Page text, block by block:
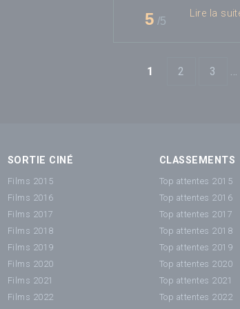
5 /5
Lire la
1 2 3
SORTIE CINÉ
Films 2015
Films 2016
Films 2017
Films 2018
Films 2019
Films 2020
Films 2021
Films 2022
CLASSEMENTS
Top attentes 2015
Top attentes 2016
Top attentes 2017
Top attentes 2018
Top attentes 2019
Top attentes 2020
Top attentes 2021
Top attentes 2022